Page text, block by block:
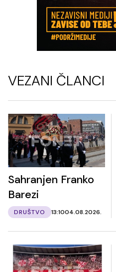
VEZANI ČLANCI
Sahranjen Franko
Barezi
DRUŠTVO 13:1004.08.2026.